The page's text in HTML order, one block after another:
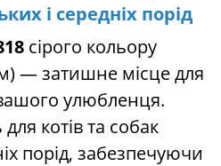
і середніх порід
сірого кольору
— затишне місце для
улюбленця.
котів та собак
порід, забезпечуючи